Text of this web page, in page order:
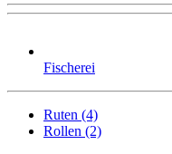
Fischerei
Ruten (4)
Rollen (2)